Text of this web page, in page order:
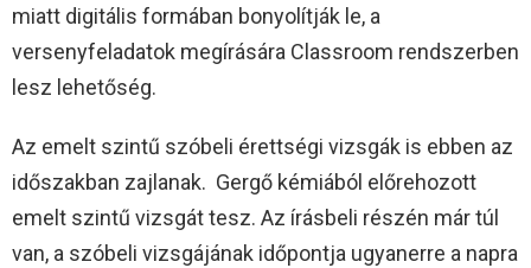
miatt digitális formában bonyolítják le, a
versenyfeladatok megírására Classroom rendszerben
lesz lehetőség.
Az emelt szintű szóbeli érettségi vizsgák is ebben az
időszakban zajlanak. Gergő kémiából előrehozott
emelt szintű vizsgát tesz. Az írásbeli részén már túl
van, a szóbeli vizsgájának időpontja ugyanerre a napra